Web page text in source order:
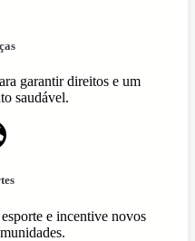
garantir direitos e um
saudável.
e incentive novos